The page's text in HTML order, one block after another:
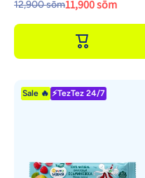
12,900 sōm11,900 sōm
Sale 🔥 ⚡TezTez 24/7